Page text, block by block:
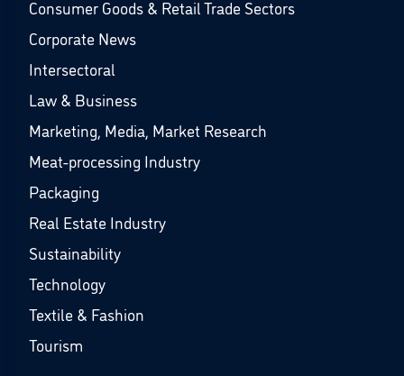
Consumer Goods & Retail Trade Sectors
Corporate News
Intersectoral
Law & Business
Marketing, Media, Market Research
Meat-processing Industry
Packaging
Real Estate Industry
Sustainability
Technology
Textile & Fashion
Tourism